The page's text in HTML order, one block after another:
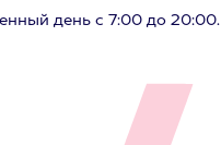
день с 7:00 до 20:00.